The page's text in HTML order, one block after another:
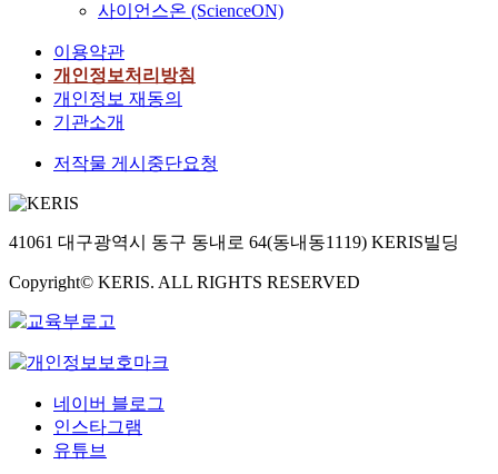
사이언스온 (ScienceON)
이용약관
개인정보처리방침
개인정보 재동의
기관소개
저작물 게시중단요청
41061 대구광역시 동구 동내로 64(동내동1119) KERIS빌딩
Copyright© KERIS. ALL RIGHTS RESERVED
네이버 블로그
인스타그램
유튜브